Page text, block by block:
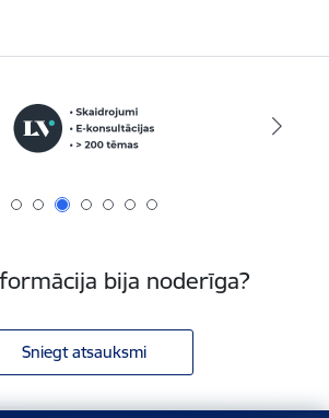
bija noderīga?
Sniegt atsauksmi